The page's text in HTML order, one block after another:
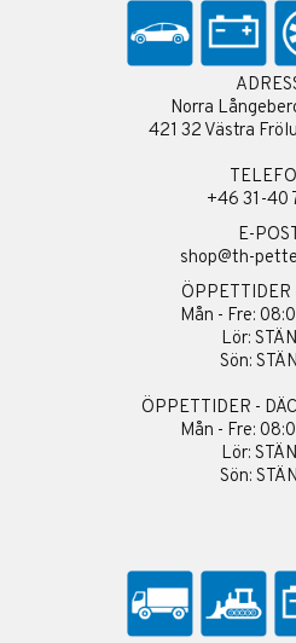
Norra
421 32 Västra
+46 31-40
E-
shop@th-
ÖPPETTIDER
Mån - Fre:
Lör:
Sön:
ÖPPETTIDER -
Mån - Fre:
Lör:
Sön: